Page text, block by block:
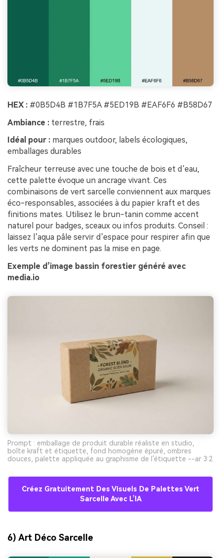
HEX : #0B5D4B #1B7F5A #5ED19B #EAF6F6 #B58D67
Ambiance : terrestre, frais
Idéal pour : marques outdoor, labels écologiques,
emballages durables
Fraîcheur terreuse avec une touche de bois et d’eau,
cette palette évoque un ancrage vivant. Ces
combinaisons de vert sarcelle conviennent aux marques
éco-responsables, associées à du papier kraft et des
finitions mates. Utilisez le brun-tanin comme accent
naturel pour badges, sceaux ou infos produits. Conseil :
laissez l’aqua pâle servir d’espace pour respirer afin que
les verts ne dominent pas la mise en page.
Exemple d’image bassin forestier généré avec
media.io
Prompt : emballage de produit durable réaliste en studio,
boîte kraft et étiquette, fond homogène épuré, ombres
douces, palette appliquée au graphisme de l’étiquette --ar 3:2
Créez Gratuitement Des Visuels De Palettes Vert
Sarcelle Avec L’IA
6) Art Déco Sarcelle